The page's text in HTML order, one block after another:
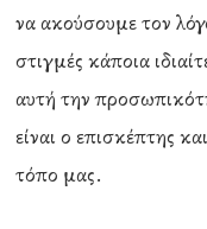
να ακούσουμε τον
στιγμές κάποια
αυτή την
είναι ο επισκέπτης
τόπο μας.